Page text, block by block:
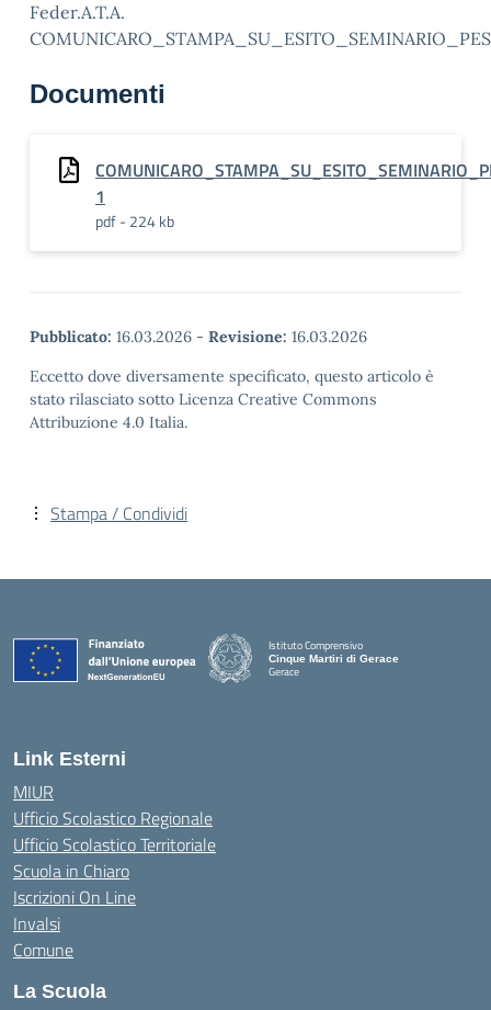
Feder.A.T.A.
Documenti
1
pdf - 224 kb
Pubblicato: 16.03.2026 - Revisione: 16.03.2026
Eccetto dove diversamente specificato, questo articolo è
stato rilasciato sotto Licenza Creative Commons
Attribuzione 4.0 Italia.
Stampa / Condividi
Istituto Comprensivo
Cinque Martiri di Gerace
Gerace
Link Esterni
MIUR
Ufficio Scolastico Regionale
Ufficio Scolastico Territoriale
Scuola in Chiaro
Iscrizioni On Line
Invalsi
Comune
La Scuola